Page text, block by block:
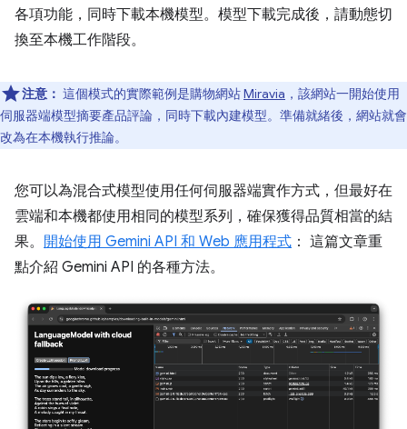
各項功能，同時下載本機模型。模型下載完成後，請動態切
換至本機工作階段。
注意： 這個模式的實際範例是購物網站Miravia ，該網站一開始使用
伺服器端模型摘要產品評論，同時下載內建模型。準備就緒後，網站就會
改為在本機執行推論。
您可以為混合式模型使用任何伺服器端實作方式，但最好在
雲端和本機都使用相同的模型系列，確保獲得品質相當的結
果。 開始使用 Gemini API 和 Web 應用程式 ： 這篇文章重
點介紹 Gemini API 的各種方法。